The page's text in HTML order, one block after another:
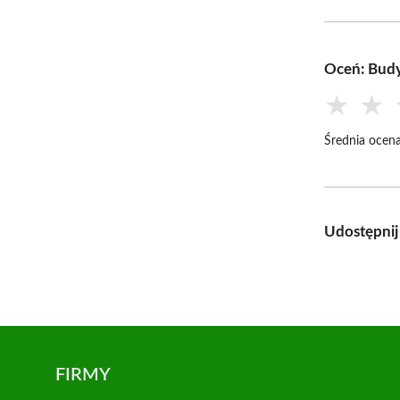
Oceń:
★ ★
Średnia
Udostępnij
FIRMY